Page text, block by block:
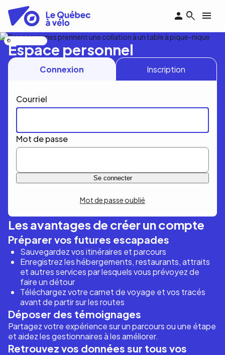
contenu
principal
Espace personnel
Connexion Inscription
Courriel
Mot de passe
Mot de passe oublié
Les avantages de créer un compte
Préparer vos futures escapades
Sauvegardez vos itinéraires et parcours
Enregistrez les hébergements, restaurants, attraits
et autres services par lesquels vous prévoyez de
faire un détour
Téléchargez votre carnet de voyage et vos tracés
avant de partir sur les routes
Déposer des témoignages
Partagez votre expérience sur un parcours ou une étape
et aidez les gestionnaires à les améliorer.
Retrouvez vos données sur tous vos